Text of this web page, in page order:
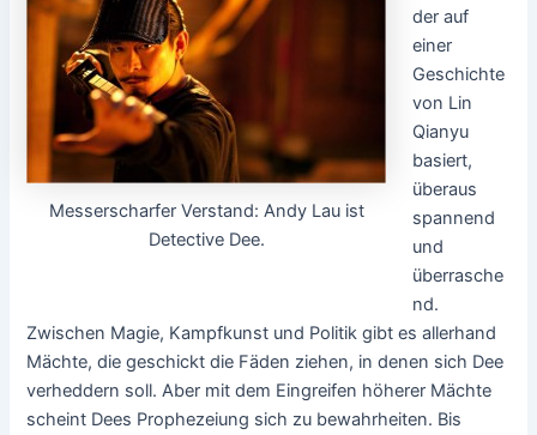
Messerscharfer Verstand: Andy Lau ist
Detective Dee.
der auf
einer
Geschichte
von Lin
Qianyu
basiert,
überaus
spannend
und
überrasche
nd.
Zwischen Magie, Kampfkunst und Politik gibt es allerhand
Mächte, die geschickt die Fäden ziehen, in denen sich Dee
verheddern soll. Aber mit dem Eingreifen höherer Mächte
scheint Dees Prophezeiung sich zu bewahrheiten. Bis